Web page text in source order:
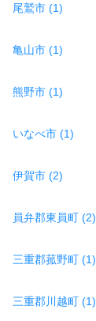
尾鷲市 (1)
亀山市 (1)
熊野市 (1)
いなべ市 (1)
伊賀市 (2)
員弁郡東員町 (2)
三重郡菰野町 (1)
三重郡川越町 (1)